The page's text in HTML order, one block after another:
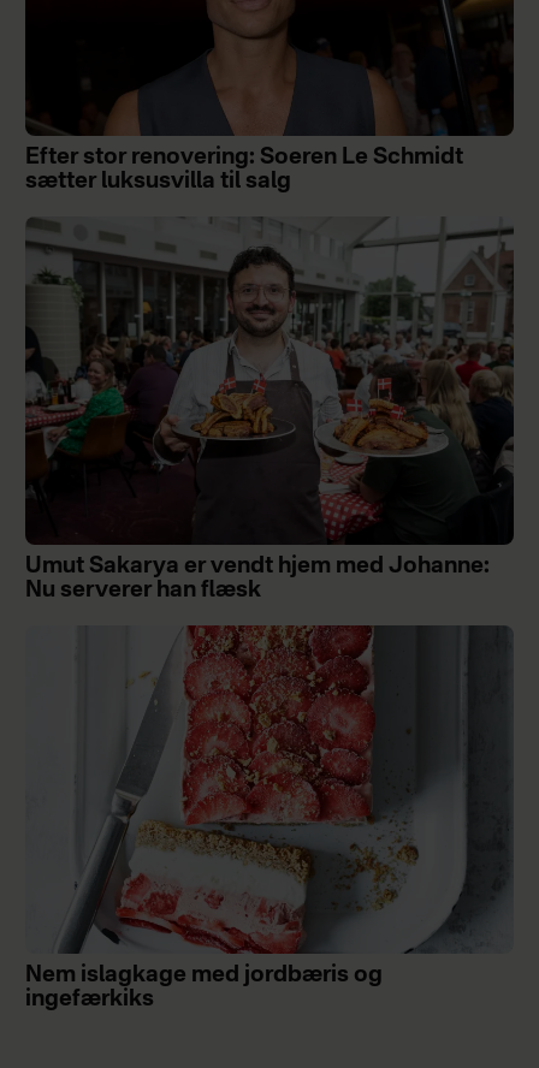
Efter stor renovering: Soeren Le Schmidt
sætter luksusvilla til salg
Umut Sakarya er vendt hjem med Johanne:
Nu serverer han flæsk
Nem islagkage med jordbæris og
ingefærkiks